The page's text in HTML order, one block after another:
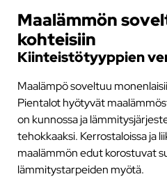
Maalämmön
kohteisiin
Kiinteistötyyppien
Maalämpö soveltuu
Pientalot hyötyvät
on kunnossa ja
tehokkaaksi. Kerrostaloissa ja
maalämmön edut korostuvat
lämmitystarpeiden myötä.